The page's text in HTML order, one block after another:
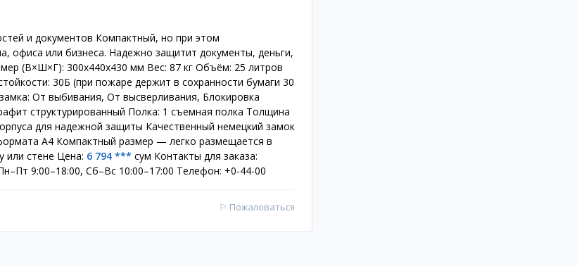
и документов Компактный, но при этом
офиса или бизнеса. Надежно защитит документы, деньги,
(В×Ш×Г): 300х440х430 мм Вес: 87 кг Объём: 25 литров
30Б (при пожаре держит в сохранности бумаги 30
От выбивания, От высверливания, Блокировка
структурированный Полка: 1 съемная полка Толщина
для надежной защиты Качественный немецкий замок
А4 Компактный размер — легко размещается в
или стене Цена: 6 794 *** сум Контакты для заказа:
9:00–18:00, Сб–Вс 10:00–17:00 Телефон: +0-44-00
⚐ Пожаловаться